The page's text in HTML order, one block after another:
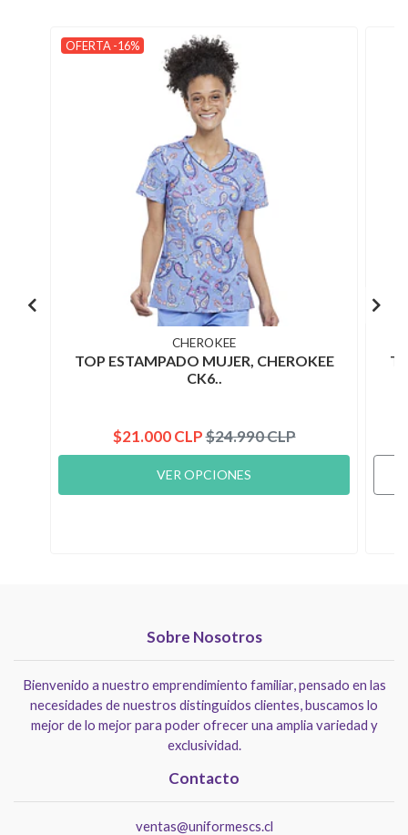
OFERTA -16%
CHEROKEE
TOP ESTAMPADO MUJER, CHEROKEE
CK6..
$21.000 CLP$24.990 CLP
VER OPCIONES
Sobre Nosotros
Bienvenido a nuestro emprendimiento familiar, pensado en las
necesidades de nuestros distinguidos clientes, buscamos lo
mejor de lo mejor para poder ofrecer una amplia variedad y
exclusividad.
Contacto
ventas@uniformescs.cl